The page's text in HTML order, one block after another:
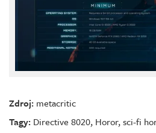
Zdroj: metacritic
Tagy: Directive 8020, Horor,sci-fi